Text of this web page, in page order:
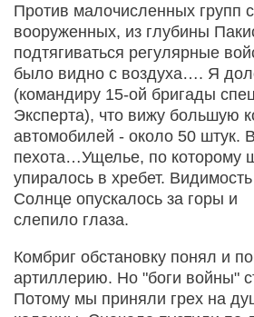
Против малочисленных групп
вооруженных, из глубины
подтягиваться регулярные
было видно с воздуха…. Я
(командиру 15-ой бригады
Эксперта), что вижу большую
автомобилей - около 50 штук.
пехота…Ущелье, по которому
упиралось в хребет.
Солнце опускалось за горы и
слепило глаза.
Комбриг обстановку понял и
артиллерию. Но "боги войны"
Потому мы приняли грех на